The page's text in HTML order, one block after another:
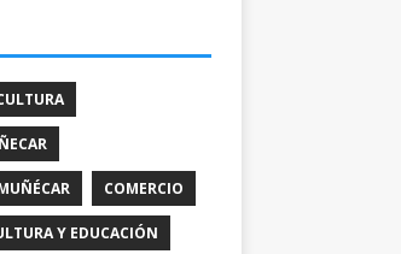
COMERCIO
Y EDUCACIÓN